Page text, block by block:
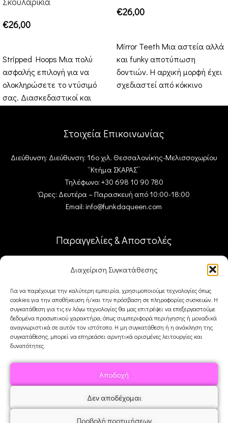
Διαχείριση Συγκατάθεσης
Για να παρέχουμε την καλύτερη εμπειρία, χρησιμοποιούμε τεχνολογίες όπως
cookies για την αποθήκευση ή/και την πρόσβαση σε πληροφορίες συσκευών. Η
συγκατάθεση για τις εν λόγω τεχνολογίες θα μας επιτρέψει να επεξεργαστούμε
δεδομένα προσωπικού χαρακτήρα, όπως συμπεριφορά περιήγησης ή μοναδικά
αναγνωριστικά σε αυτόν τον ιστότοπο. Η μη συγκατάθεση ή η ανάκληση της
συγκατάθεσης, μπορεί να επηρεάσει αρνητικά ορισμένες λειτουργίες και
δυνατότητες.
Αποδοχή
Δεν αποδέχομαι
Προβολή προτιμήσεων
€26,00
Stripped Hoops Μια πολύ
ασφαλής επιλογή για να
ολοκληρώσετε το ντύσιμό
σας. Διασκεδαστικοί και
€26,00
Mirror Teeth Μια αστεία αλλά
και funky αποτύπωση
δοντιών. Η αρχική μορφή έχει
σχεδιαστεί από κόκκινο
Στοιχεία Επικοινωνίας
Διεύθυνση: Διεύθυνση: 16ο χιλ. Θεσσαλονίκης-Μελισσοχωρίου
“Κτήμα ΣΚΑΡΑΣ”
Τηλέφωνο: +30 698 10 90 780
Ώρες: Δευτέρα – Παρασκευή από 10:00-18:00
Email: info@funkdaqueen.com
Παραγγελίες & Αποστολές
Καλάθι
Ταμείο
Επικοινωνία
FDQ
Αποστολές & Επιστροφές
Όροι και Προϋποθέσεις